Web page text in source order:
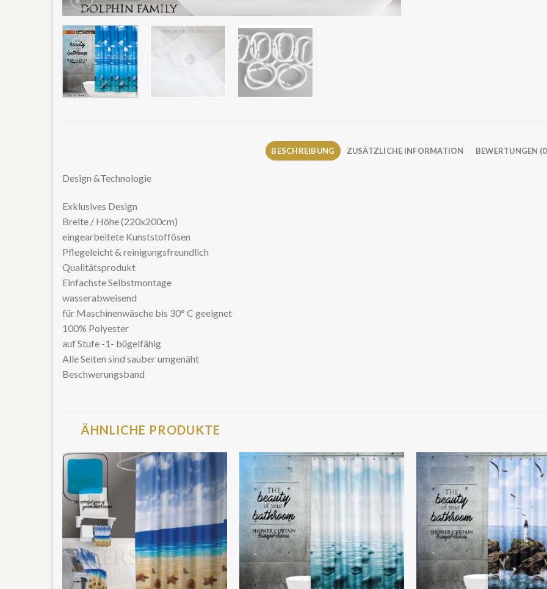
BESCHREIBUNG ZUSÄTZLICHE INFORMATION BEWERTUNGEN
Design &Technologie
Exklusives Design
Breite / Höhe (220x200cm)
eingearbeitete Kunststoffösen
Pflegeleicht & reinigungsfreundlich
Qualitätsprodukt
Einfachste Selbstmontage
wasserabweisend
für Maschinenwäsche bis 30° C geeignet
100% Polyester
auf Stufe -1- bügelfähig
Alle Seiten sind sauber umgenäht
Beschwerungsband
ÄHNLICHE PRODUKTE